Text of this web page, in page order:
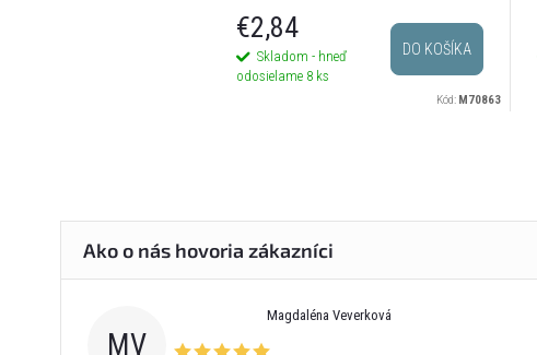
€2,84
Skladom - hneď
odosielame 8 ks
DO KOŠÍKA
Kód: M70863
MV
Magdaléna Veverková